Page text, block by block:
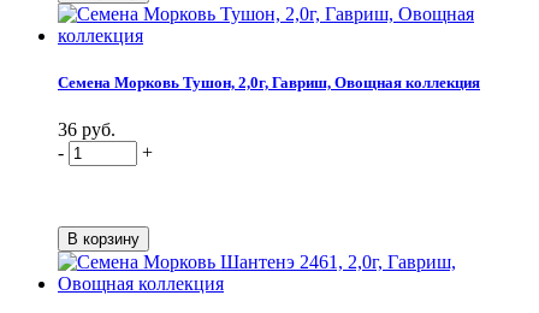
Семена Морковь Тушон, 2,0г, Гавриш, Овощная коллекция
36 руб.
-
+